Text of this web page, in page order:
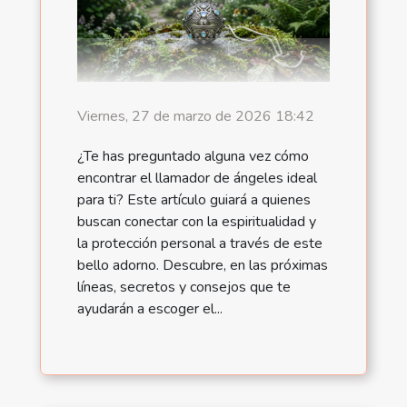
Viernes, 27 de marzo de 2026 18:42
¿Te has preguntado alguna vez cómo
encontrar el llamador de ángeles ideal
para ti? Este artículo guiará a quienes
buscan conectar con la espiritualidad y
la protección personal a través de este
bello adorno. Descubre, en las próximas
líneas, secretos y consejos que te
ayudarán a escoger el...